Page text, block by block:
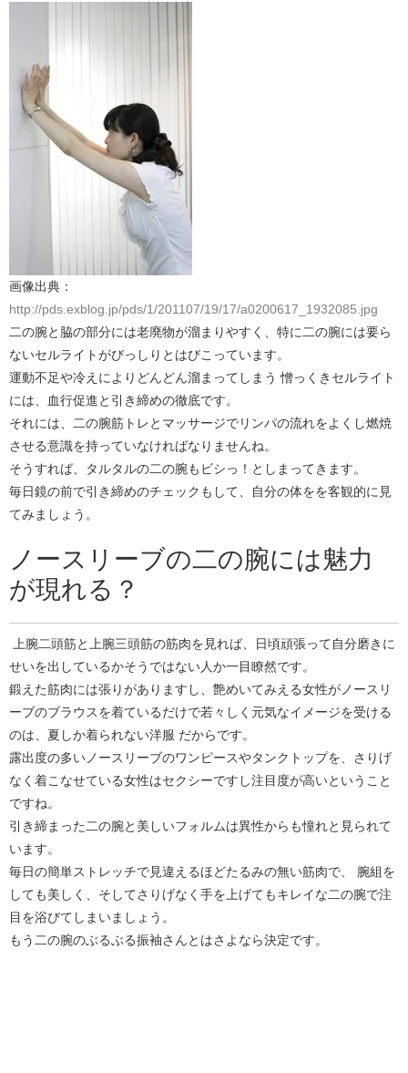
画像出典：
http://pds.exblog.jp/pds/1/201107/19/17/a0200617_1932085.jpg
二の腕と脇の部分には老廃物が溜まりやすく、特に二の腕には要ら
ないセルライトがびっしりとはびこっています。
運動不足や冷えによりどんどん溜まってしまう 憎っくきセルライト
には、血行促進と引き締めの徹底です。
それには、二の腕筋トレとマッサージでリンパの流れをよくし燃焼
させる意識を持っていなければなりませんね。
そうすれば、タルタルの二の腕もビシっ！としまってきます。
毎日鏡の前で引き締めのチェックもして、自分の体をを客観的に見
てみましょう。
ノースリーブの二の腕には魅力
が現れる？
上腕二頭筋と上腕三頭筋の筋肉を見れば、日頃頑張って自分磨きに
せいを出しているかそうではない人か一目瞭然です。
鍛えた筋肉には張りがありますし、艶めいてみえる女性がノースリ
ーブのブラウスを着ているだけで若々しく元気なイメージを受ける
のは、夏しか着られない洋服 だからです。
露出度の多いノースリーブのワンピースやタンクトップを、さりげ
なく着こなせている女性はセクシーですし注目度が高いということ
ですね。
引き締まった二の腕と美しいフォルムは異性からも憧れと見られて
います。
毎日の簡単ストレッチで見違えるほどたるみの無い筋肉で、 腕組を
しても美しく、そしてさりげなく手を上げてもキレイな二の腕で注
目を浴びてしまいましょう。
もう二の腕のぶるぶる振袖さんとはさよなら決定です。